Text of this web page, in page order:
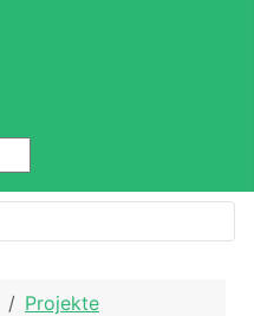
Projekte